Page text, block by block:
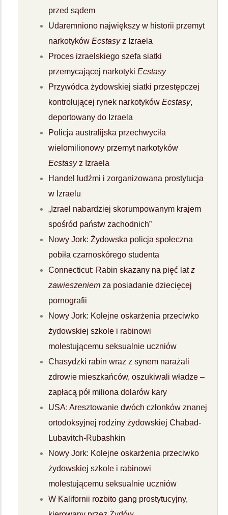
przed sądem
Udaremniono największy w historii przemyt
narkotyków Ecstasyz Izraela
Proces izraelskiego szefa siatki
przemycającej narkotyki Ecstasy
Przywódca żydowskiej siatki przestępczej
kontrolującej rynek narkotyków Ecstasy,
deportowany do Izraela
Policja australijska przechwyciła
wielomilionowy przemyt narkotyków
Ecstasyz Izraela
Handel ludźmi i zorganizowana prostytucja
w Izraelu
„Izrael nabardziej skorumpowanym krajem
spośród państw zachodnich”
Nowy Jork: Żydowska policja społeczna
pobiła czarnoskórego studenta
Connecticut: Rabin skazany na pięć latz
zawieszeniem za posiadanie dziecięcej
pornografii
Nowy Jork: Kolejne oskarżenia przeciwko
żydowskiej szkole i rabinowi
molestującemu seksualnie uczniów
Chasydzki rabin wraz z synem narażali
zdrowie mieszkańców, oszukiwali władze –
zapłacą pół miliona dolarów kary
USA: Aresztowanie dwóch członków znanej
ortodoksyjnej rodziny żydowskiej Chabad-
Lubavitch-Rubashkin
Nowy Jork: Kolejne oskarżenia przeciwko
żydowskiej szkole i rabinowi
molestującemu seksualnie uczniów
W Kalifornii rozbito gang prostytucyjny,